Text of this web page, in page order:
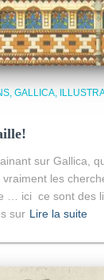
GALLICA
sur Gallica,
les
… ici ce sont des
sur Lire la suite